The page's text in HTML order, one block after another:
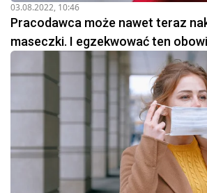
03.08.2022, 10:46
Pracodawca może nawet teraz
maseczki. I egzekwować ten